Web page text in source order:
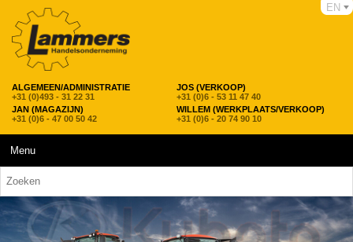
ALGEMEEN/ADMINISTRATIE
+31 (0)493 - 31 22 31
JOS (VERKOOP)
+31 (0)6 - 53 11 47 40
JAN (MAGAZIJN)
+31 (0)6 - 47 00 50 42
WILLEM (WERKPLAATS/VERKOOP)
+31 (0)6 - 20 74 90 10
EN
Menu